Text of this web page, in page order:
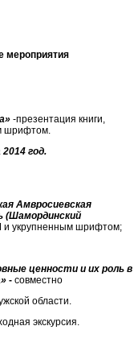
мероприятия
-презентация книги,
шрифтом.
год.
Амвросиевская
(Шамординский
и укрупненным шрифтом;
ценности и их роль в
- совместно
области.
экскурсия.